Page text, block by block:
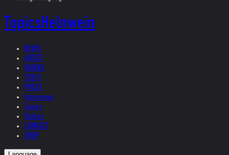
TopicsHelnwein
NEWS
ARTIST
WORKS
TEXTS
PRESS
Interviews
Topics
Videos
CONTACT
SHOP